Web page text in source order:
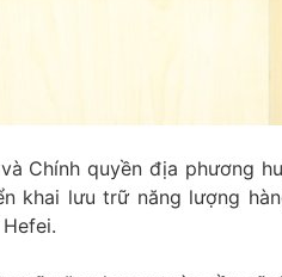
Chính quyền địa phương
khai lưu trữ năng lượng